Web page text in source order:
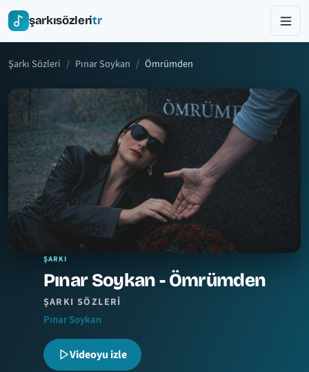
şarkısözleritr
Şarkı Sözleri Pınar Soykan Ömrümden
ŞARKI
Pınar Soykan - Ömrümden
ŞARKI SÖZLERI
Pınar Soykan
Videoyu izle